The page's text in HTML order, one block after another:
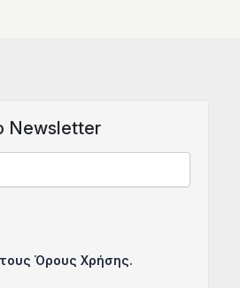
Newsletter
Όρους Χρήσης.